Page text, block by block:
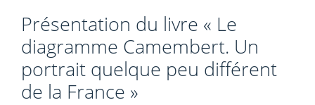
Présentation du livre « Le
diagramme Camembert. Un
portrait quelque peu différent
de la France »